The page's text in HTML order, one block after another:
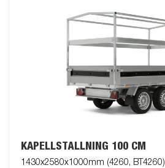
KAPELLSTÄLLNING 100 CM
1430x2580x1000mm (4260, BT4260)